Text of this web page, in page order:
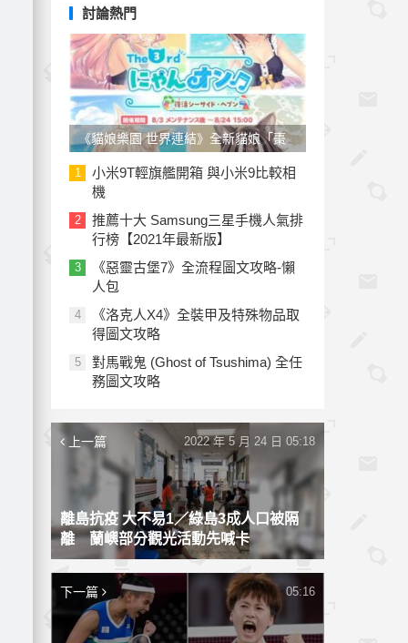
討論熱門
《貓娘樂園 世界連結》全新貓娘「棗
子」參戰！草莓、椰子泳裝新裝上線
1
小米9T輕旗艦開箱 與小米9比較相
機
2
推薦十大 Samsung三星手機人氣排
行榜【2021年最新版】
3
《惡靈古堡7》全流程圖文攻略-懶
人包
4
《洛克人X4》全裝甲及特殊物品取
得圖文攻略
5
對馬戰鬼 (Ghost of Tsushima) 全任
務圖文攻略
上一篇
離島抗疫 大不易1／綠島3成人口被隔
離 蘭嶼部分觀光活動先喊卡
2022 年 5 月 24 日 05:18
下一篇 05:16